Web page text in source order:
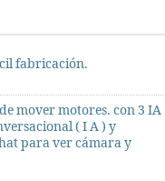
fabricación.
mover motores. con 3 IA
( I A ) y
para ver cámara y